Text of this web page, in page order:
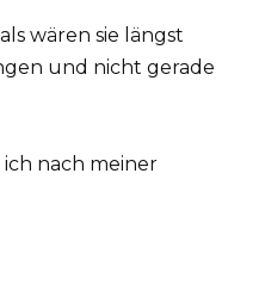
wären sie längst
und nicht gerade
nach meiner